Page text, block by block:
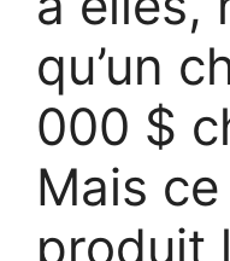
qu’un
000 $
Mais ce
produit